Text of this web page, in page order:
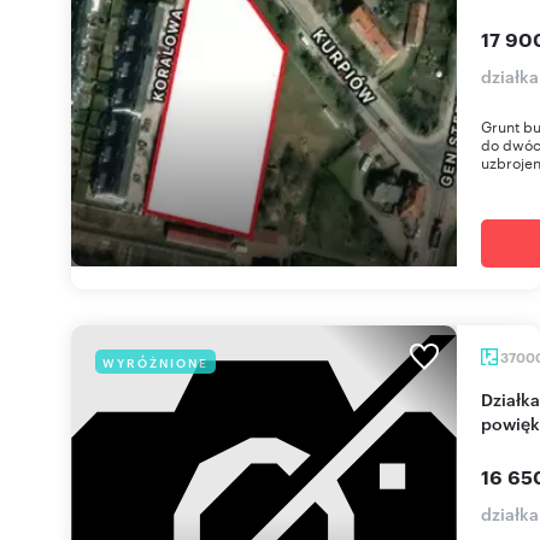
17
Grunt
do
WYRÓŻNIONE
Działka 3,7 ha pod działalność (możliwość
16